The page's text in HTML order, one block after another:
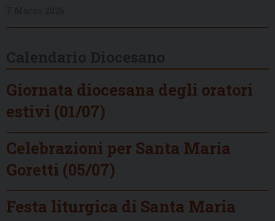
Giornata diocesana degli oratori
estivi (01/07)
Celebrazioni per Santa Maria
Goretti (05/07)
Festa liturgica di Santa Maria